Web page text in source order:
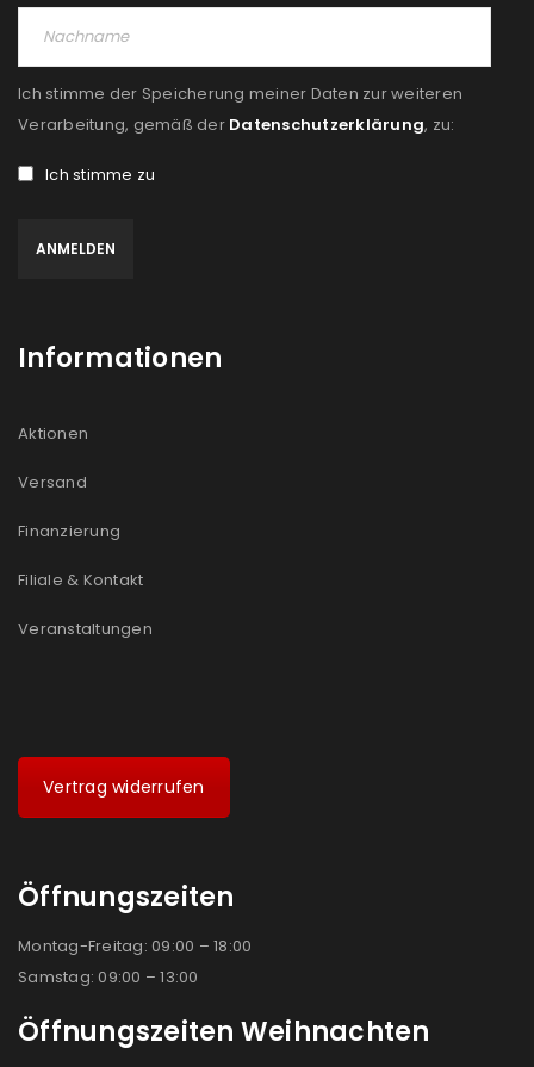
Ich stimme der Speicherung meiner Daten zur weiteren
Verarbeitung, gemäß der Datenschutzerklärung, zu:
Ich stimme zu
Informationen
Aktionen
Versand
Finanzierung
Filiale & Kontakt
Veranstaltungen
Vertrag widerrufen
Öffnungszeiten
Montag-Freitag: 09:00 – 18:00
Samstag: 09:00 – 13:00
Öffnungszeiten Weihnachten